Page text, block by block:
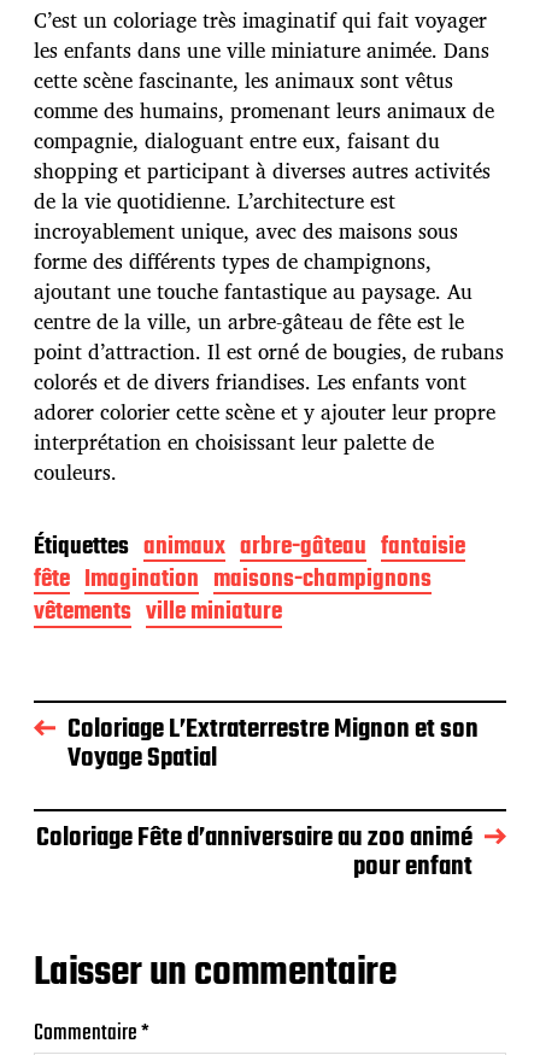
p
u
b
l
i
c
a
t
i
o
n
C’est un coloriage très imaginatif qui fait voyager
les enfants dans une ville miniature animée. Dans
cette scène fascinante, les animaux sont vêtus
comme des humains, promenant leurs animaux de
compagnie, dialoguant entre eux, faisant du
shopping et participant à diverses autres activités
de la vie quotidienne. L’architecture est
incroyablement unique, avec des maisons sous
forme des différents types de champignons,
ajoutant une touche fantastique au paysage. Au
centre de la ville, un arbre-gâteau de fête est le
point d’attraction. Il est orné de bougies, de rubans
colorés et de divers friandises. Les enfants vont
adorer colorier cette scène et y ajouter leur propre
interprétation en choisissant leur palette de
couleurs.
Étiquettes animaux arbre-gâteau fantaisie
fête Imagination maisons-champignons
vêtements ville miniature
Coloriage L’Extraterrestre Mignon et son
Voyage Spatial
Coloriage Fête d’anniversaire au zoo animé
pour enfant
Laisser un commentaire
Commentaire*